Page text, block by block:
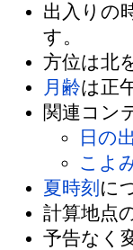
出入りの
す。
方位は北
月齢は正
関連コン
日の
こよ
夏時刻 に
計算地点
予告なく